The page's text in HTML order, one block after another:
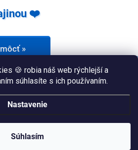
🍪 robia náš web rýchlejší a
súhlasíte s ich používaním.
Nastavenie
Súhlasím
❤️
»